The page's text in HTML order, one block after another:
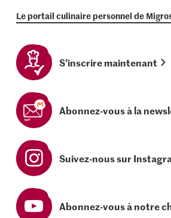
Le portail culinaire personnel de
S’inscrire maintenant
Abonnez-vous à la
Suivez-nous sur
Abonnez-vous à notre